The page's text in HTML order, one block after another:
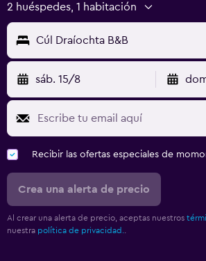
2 huéspedes, 1 habitación
Cúl Draíochta B&B
sáb. 15/8
Recibir las ofertas especiales de
Crea una alerta de precio
Al crear una alerta de precio, aceptas nuestros
nuestra política de privacidad.